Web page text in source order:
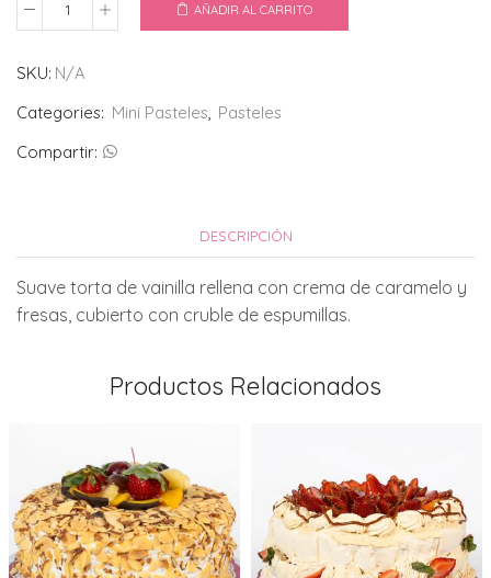
Marquesa
AÑADIR AL CARRITO
SKU: N/A
Categories: Mini Pasteles, Pasteles
Compartir:
DESCRIPCIÓN
Suave torta de vainilla rellena con crema de caramelo y
fresas, cubierto con cruble de espumillas.
Productos Relacionados